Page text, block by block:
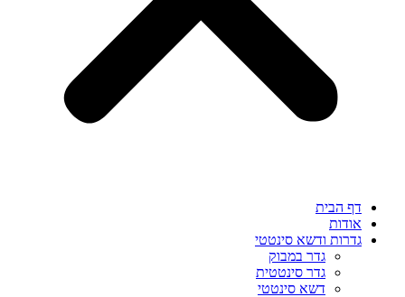
דף הבית
אודות
גדרות ודשא סינטטי
גדר במבוק
גדר סינטטית
דשא סינטטי